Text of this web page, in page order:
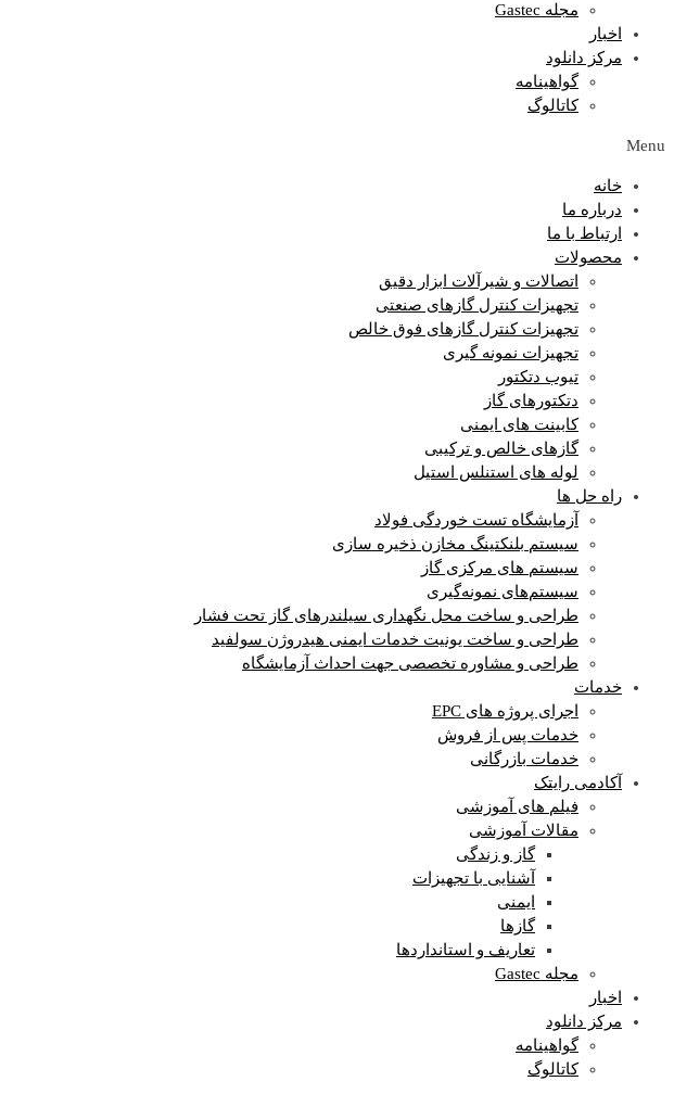
مجله Gastec
اخبار
مرکز دانلود
گواهینامه
کاتالوگ
Menu
خانه
درباره ما
ارتباط با ما
محصولات
اتصالات و شیرآلات ابزار دقیق
تجهیزات کنترل گازهای صنعتی
تجهیزات کنترل گازهای فوق خالص
تجهیزات نمونه گیری
تیوب دتکتور
دتکتورهای گاز
کابینت های ایمنی
گازهای خالص و ترکیبی
لوله های استنلس استیل
راه حل ها
آزمایشگاه‌ تست خوردگی فولاد
سیستم بلنکتینگ مخازن ذخیره سازی
سیستم های مرکزی گاز
سیستم‌های نمونه‌گیری
طراحی و ساخت محل نگهداری سیلندرهای گاز تحت فشار
طراحی و ساخت یونیت خدمات ایمنی هیدروژن سولفید
طراحی و مشاوره تخصصی جهت احداث آزمایشگاه
خدمات
اجرای پروژه های EPC
خدمات پس از فروش
خدمات بازرگانی
آکادمی رایتک
فیلم های آموزشی
مقالات آموزشی
گاز و زندگی
آشنایی با تجهیزات
ایمنی
گازها
تعاریف و استانداردها
مجله Gastec
اخبار
مرکز دانلود
گواهینامه
کاتالوگ